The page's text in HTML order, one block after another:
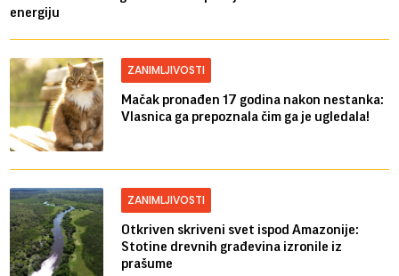
energiju
ZANIMLJIVOSTI
Mačak pronađen 17 godina nakon nestanka:
Vlasnica ga prepoznala čim ga je ugledala!
ZANIMLJIVOSTI
Otkriven skriveni svet ispod Amazonije:
Stotine drevnih građevina izronile iz
prašume